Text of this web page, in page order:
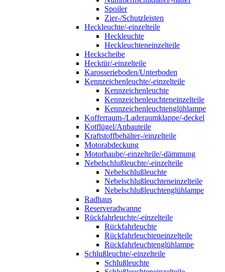
Spoiler
Zier-/Schutzleisten
Heckleuchte/-einzelteile
Heckleuchte
Heckleuchteneinzelteile
Heckscheibe
Hecktür/-einzelteile
Karosserieboden/Unterboden
Kennzeichenleuchte/-einzelteile
Kennzeichenleuchte
Kennzeichenleuchteneinzelteile
Kennzeichenleuchtenglühlampe
Kofferraum-/Laderaumklappe/-deckel
Kotflügel/Anbauteile
Kraftstoffbehälter-/einzelteile
Motorabdeckung
Motorhaube/-einzelteile/-dämmung
Nebelschlußleuchte/-einzelteile
Nebelschlußleuchte
Nebelschlußleuchteneinzelteile
Nebelschlußleuchtenglühlampe
Radhaus
Reserveradwanne
Rückfahrleuchte/-einzelteile
Rückfahrleuchte
Rückfahrleuchteneinzelteile
Rückfahrleuchtenglühlampe
Schlußleuchte/-einzelteile
Schlußleuchte